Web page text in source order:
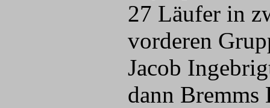
27 Läufer in
vorderen
Jacob
dann